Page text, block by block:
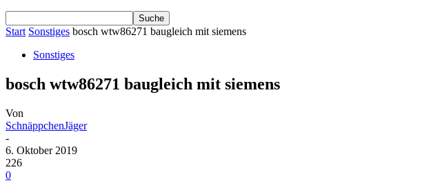
Start Sonstiges bosch wtw86271 baugleich mit siemens
Sonstiges
bosch wtw86271 baugleich mit siemens
Von
SchnäppchenJäger
-
6. Oktober 2019
226
0